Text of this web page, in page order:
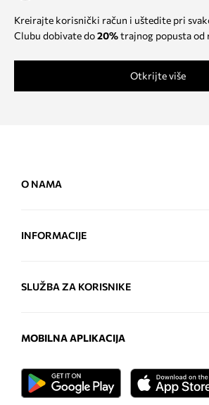
Kreirajte korisnički račun i uštedite pri
Clubu dobivate do20%trajnog popusta od
Otkrijte više
O NAMA
INFORMACIJE
SLUŽBA ZA KORISNIKE
MOBILNA APLIKACIJA